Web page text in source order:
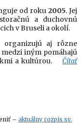
od roku 2005. Jej
a duchovnú
v Bruseli a okolí.
organizujú aj rôzne
iným pomáhajú
a kultúrou. Čítať
– aktuálny rozpis sv.